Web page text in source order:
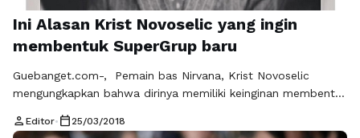
Ini Alasan Krist Novoselic yang ingin
membentuk SuperGrup baru
Guebanget.com-, Pemain bas Nirvana, Krist Novoselic
mengungkapkan bahwa dirinya memiliki keinginan membentuk
ingin berkolaborasi bersama seorang rapper yang tergabung
person Editor• calendar_today 25/03/2018